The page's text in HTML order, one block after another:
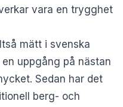
vara en trygghet
mätt i svenska
uppgång på nästan
Sedan har det
berg- och